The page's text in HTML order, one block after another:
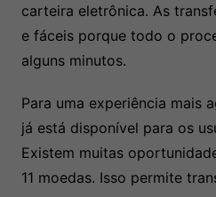
carteira eletrônica. As
e fáceis porque todo o
alguns minutos.
Para uma experiência mais
já está disponível para os
Existem muitas
11 moedas. Isso permite